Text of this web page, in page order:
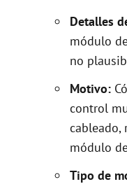
Detalles
módulo
no
Motivo:
control
cableado,
módulo
Tipo de